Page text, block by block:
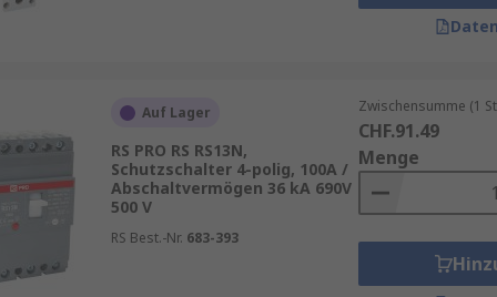
und innovative Technologien stehen.
Auf Lager
RS PRO RS RS13N,
Schutzschalter 4-polig, 100A /
Abschaltvermögen 36 kA 690V
500 V
RS Best.-Nr. 683-393
Zwischensumme (1
CHF.91.49
Menge